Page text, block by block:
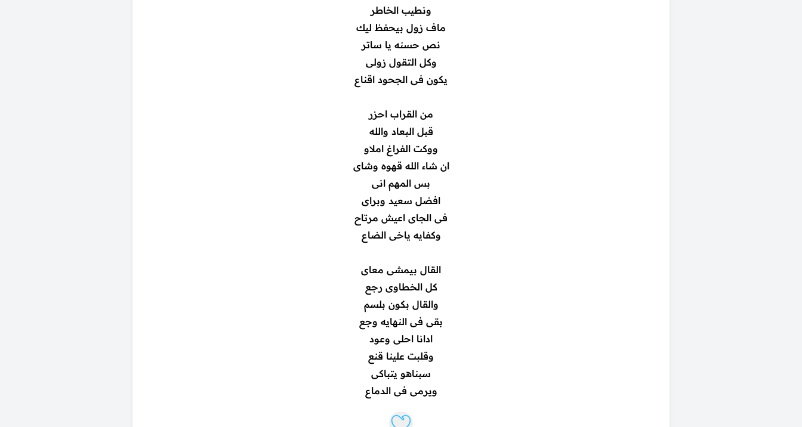
ونطيب الخاطر
ماف زول بيحفظ ليك
نص حسنه يا ساتر
وكل التقول زولى
يكون فى الجحود اقناع
من القراب احزر
قبل البعاد والله
ووكت الفراغ املاو
ان شاء الله قهوه وشاى
بس المهم انى
افضل سعيد وبراى
فى الجاى اعيش مرتاح
وكفايه ياخى الضاع
القال بيمشى معاى
كل الخطاوى رجع
والقال بكون بلسم
بقى فى النهايه وجع
ادانا احلى وعود
وقلبت علينا قنع
سبناهو يتباكى
ويرمى فى الدماع
Like lyrics